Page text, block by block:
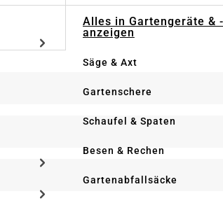
Alles in Gartengeräte &
anzeigen
Säge & Axt
Gartenschere
Schaufel & Spaten
Besen & Rechen
Gartenabfallsäcke